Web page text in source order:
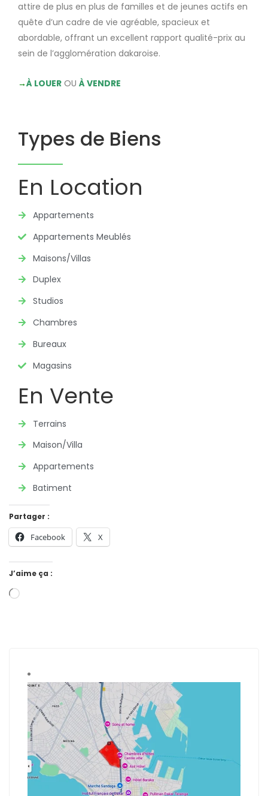
attire de plus en plus de familles et de jeunes actifs en
quête d’un cadre de vie agréable, spacieux et
abordable, offrant un excellent rapport qualité-prix au
sein de l’agglomération dakaroise.
→À LOUER OU À VENDRE
Types de Biens
En Location
Appartements
Appartements Meublés
Maisons/Villas
Duplex
Studios
Chambres
Bureaux
Magasins
En Vente
Terrains
Maison/Villa
Appartements
Batiment
Partager :
Facebook X
J’aime ça :